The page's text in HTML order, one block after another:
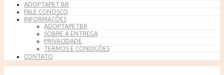
ADOPTAPET BR
FALE CONOSCO
INFORMAÇÕES
ADOPTAPETBR
SOBRE A ENTREGA
PRIVACIDADE
TERMOS E CONDIÇÕES
CONTATO